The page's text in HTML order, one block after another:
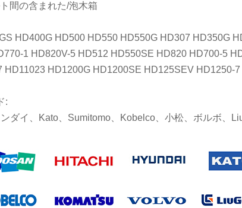
間の含まれた/泡木箱
HD400G HD500 HD550 HD550G HD307 HD350G
1 HD820V-5 HD512 HD550SE HD820 HD700-5
HD11023 HD1200G HD1200SE HD125SEV
:
ダイ、Kato、Sumitomo、Kobelco、小松、ボルボ、